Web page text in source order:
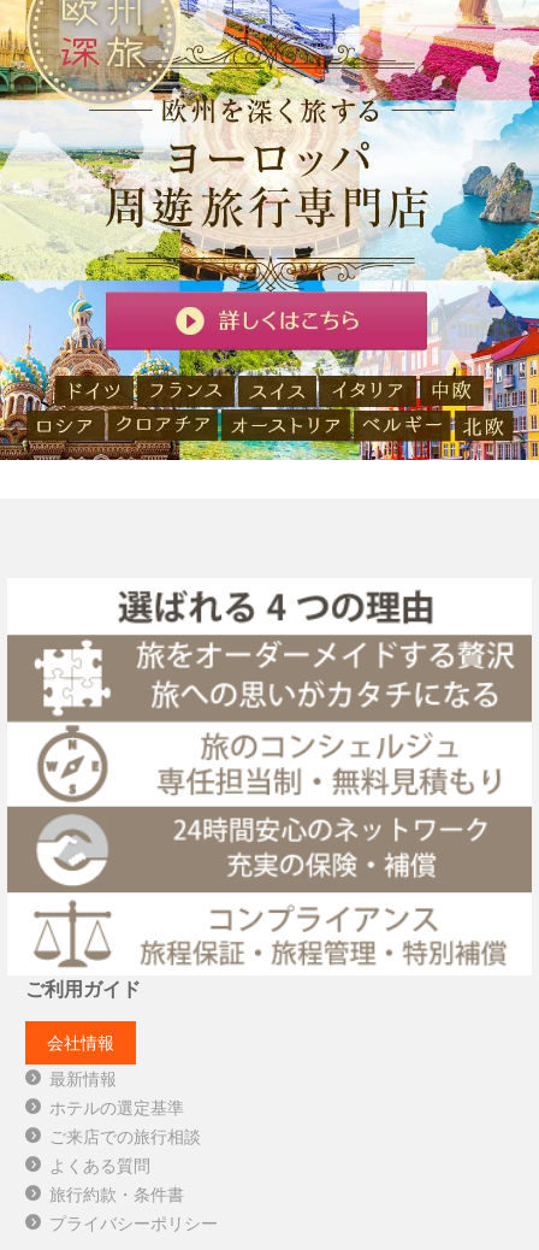
ご利用ガイド
会社情報
最新情報
ホテルの選定基準
ご来店での旅行相談
よくある質問
旅行約款・条件書
プライバシーポリシー